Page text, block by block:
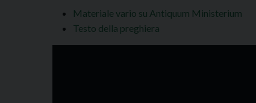
Materiale vario su Antiquum Ministerium
Testo della preghiera